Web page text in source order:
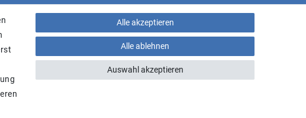
+43 660 5136005
Alle akzeptieren
Alle ablehnen
Auswahl akzeptieren